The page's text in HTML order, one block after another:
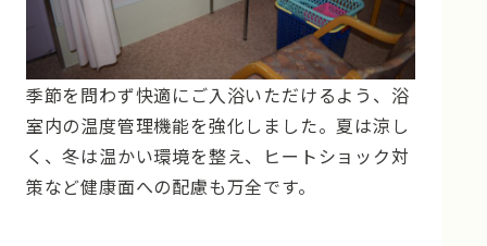
季節を問わず快適にご入浴いただけるよう、浴
室内の温度管理機能を強化しました。夏は涼し
く、冬は温かい環境を整え、ヒートショック対
策など健康面への配慮も万全です。